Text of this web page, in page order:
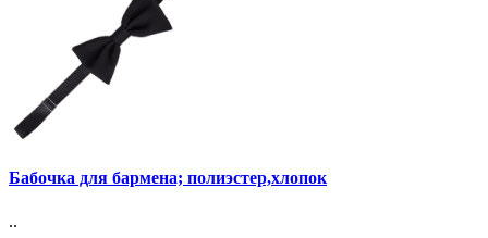
Бабочка для бармена; полиэстер,хлопок
..